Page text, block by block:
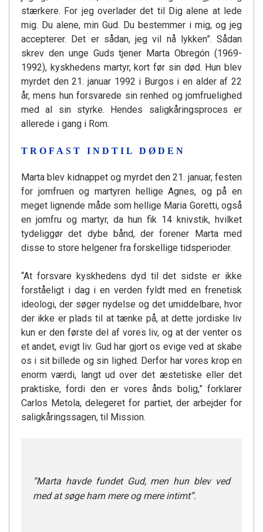
stærkere. For jeg overlader det til Dig alene at lede
mig. Du alene, min Gud. Du bestemmer i mig, og jeg
accepterer. Det er sådan, jeg vil nå lykken”. Sådan
skrev den unge Guds tjener Marta Obregón (1969-
1992), kyskhedens martyr, kort før sin død. Hun blev
myrdet den 21. januar 1992 i Burgos i en alder af 22
år, mens hun forsvarede sin renhed og jomfruelighed
med al sin styrke. Hendes saligkåringsproces er
allerede i gang i Rom.
TROFAST INDTIL DØDEN
Marta blev kidnappet og myrdet den 21. januar, festen
for jomfruen og martyren hellige Agnes, og på en
meget lignende måde som hellige Maria Goretti, også
en jomfru og martyr, da hun fik 14 knivstik, hvilket
tydeliggør det dybe bånd, der forener Marta med
disse to store helgener fra forskellige tidsperioder.
“At forsvare kyskhedens dyd til det sidste er ikke
forståeligt i dag i en verden fyldt med en frenetisk
ideologi, der søger nydelse og det umiddelbare, hvor
der ikke er plads til at tænke på, at dette jordiske liv
kun er den første del af vores liv, og at der venter os
et andet, evigt liv. Gud har gjort os evige ved at skabe
os i sit billede og sin lighed. Derfor har vores krop en
enorm værdi, langt ud over det æstetiske eller det
praktiske, fordi den er vores ånds bolig,” forklarer
Carlos Metola, delegeret for partiet, der arbejder for
saligkåringssagen, til Mission.
“Marta havde fundet Gud, men hun blev ved
med at søge ham mere og mere intimt”.